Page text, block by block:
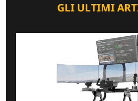
GLI ULTIMI